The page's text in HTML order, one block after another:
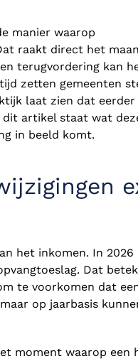
manier waarop
raakt direct het
terugvordering kan
zetten gemeenten
laat zien dat eerder
artikel staat wat
in beeld komt.
het inkomen. In 2026
Dat
te voorkomen dat
op jaarbasis
moment waarop een